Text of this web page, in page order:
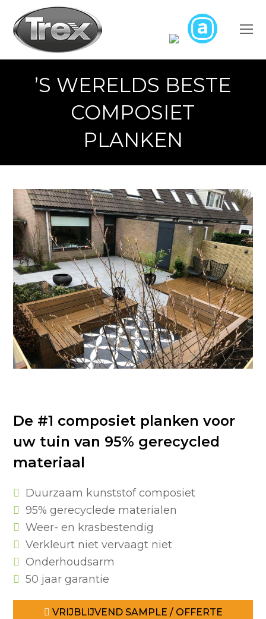
’S WERELDS BESTE
COMPOSIET
PLANKEN
De #1 composiet planken voor
uw tuin van 95% gerecycled
materiaal
Duurzaam kunststof composiet
95% gerecyclede materialen
Weer- en krasbestendig
Verkleurt niet vervaagt niet
Onderhoudsarm
50 jaar garantie
VRIJBLIJVEND SAMPLE / OFFERTE